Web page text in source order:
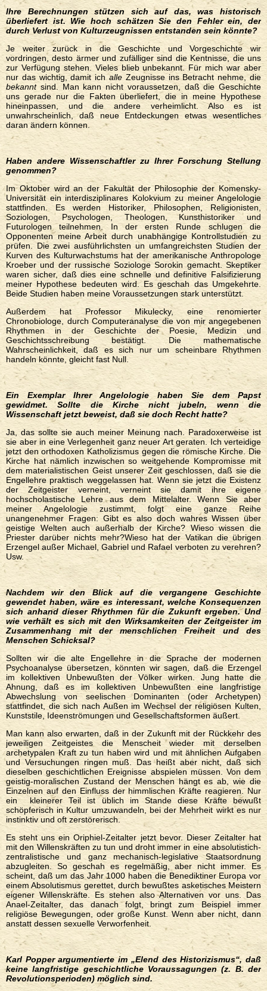
Ihre Berechnungen stützen sich auf das, was historisch
überliefert ist. Wie hoch schätzen Sie den Fehler ein, der
durch Verlust von Kulturzeugnissen entstanden sein könnte?
Je weiter zurück in die Geschichte und Vorgeschichte wir
vordringen, desto ärmer und zufälliger sind die Kentnisse, die uns
zur Verfügung stehen. Vieles blieb unbekannt. Für mich war aber
nur das wichtig, damit ichalle Zeugnisse ins Betracht nehme, die
bekanntsind. Man kann nicht voraussetzen, daß die Geschichte
uns gerade nur die Fakten überliefert, die in meine Hypothese
hineinpassen, und die andere verheimlicht. Also es ist
unwahrscheinlich, daß neue Entdeckungen etwas wesentliches
daran ändern können.
Haben andere Wissenschaftler zu Ihrer Forschung Stellung
genommen?
Im Oktober wird an der Fakultät der Philosophie der Komensky-
Universität ein interdisziplinares Kolokvium zu meiner Angelologie
stattfinden. Es werden Historiker, Philosophen, Religionisten,
Soziologen, Psychologen, Theologen, Kunsthistoriker und
Futurologen teilnehmen. In der ersten Runde schlugen die
Opponenten meine Arbeit durch unabhängige Kontrollstudien zu
prüfen. Die zwei ausführlichsten un umfangreichsten Studien der
Kurven des Kulturwachstums hat der amerikanische Anthropologe
Kroeber und der russische Soziologe Sorokin gemacht. Skeptiker
waren sicher, daß dies eine schnelle und definitive Falsifizierung
meiner Hypothese bedeuten wird. Es geschah das Umgekehrte.
Beide Studien haben meine Voraussetzungen stark unterstützt.
Außerdem hat Professor Mikulecky, eine renomierter
Chronobiologe, durch Computeranalyse die von mir angegebenen
Rhythmen in der Geschichte der Poesie, Medizin und
Geschichtsschreibung bestätigt. Die mathematische
Wahrscheinlichkeit, daß es sich nur um scheinbare Rhythmen
handeln könnte, gleicht fast Null.
Ein Exemplar Ihrer Angelologie haben Sie dem Papst
gewidmet. Sollte die Kirche nicht jubeln, wenn die
Wissenschaft jetzt beweist, daß sie doch Recht hatte?
Ja, das sollte sie auch meiner Meinung nach. Paradoxerweise ist
sie aber in eine Verlegenheit ganz neuer Art geraten. Ich verteidige
jetzt den orthodoxen Katholizismus gegen die römische Kirche. Die
Kirche hat nämlich inzwischen so weitgehende Kompromisse mit
dem materialistischen Geist unserer Zeit geschlossen, daß sie die
Engellehre praktisch weggelassen hat. Wenn sie jetzt die Existenz
der Zeitgeister verneint, verneint sie damit ihre eigene
hochscholastische Lehre aus dem Mittelalter. Wenn Sie aber
meiner Angelologie zustimmt, folgt eine ganze Reihe
unangenehmer Fragen: Gibt es also doch wahres Wissen über
geistige Welten auch außerhalb der Kirche? Wieso wissen die
Priester darüber nichts mehr?Wieso hat der Vatikan die übrigen
Erzengel außer Michael, Gabriel und Rafael verboten zu verehren?
Usw.
Nachdem wir den Blick auf die vergangene Geschichte
gewendet haben, wäre es interessant, welche Konsequenzen
sich anhand dieser Rhythmen für die Zukunft ergeben. Und
wie verhält es sich mit den Wirksamkeiten der Zeitgeister im
Zusammenhang mit der menschlichen Freiheit und des
Menschen Schicksal?
Sollten wir die alte Engellehre in die Sprache der modernen
Psychoanalyse übersetzen, könnten wir sagen, daß die Erzengel
im kollektiven Unbewußten der Völker wirken. Jung hatte die
Ahnung, daß es im kollektiven Unbewußten eine langfristige
Abwechslung von seelischen Dominanten (oder Archetypen)
stattfindet, die sich nach Außen im Wechsel der religiösen Kulten,
Kunststile, Ideenströmungen und Gesellschaftsformen äußert.
Man kann also erwarten, daß in der Zukunft mit der Rückkehr des
jeweiligen Zeitgeistes die Menscheit wieder mit derselben
archetypalen Kraft zu tun haben wird und mit ähnlichen Aufgaben
und Versuchungen ringen muß. Das heißt aber nicht, daß sich
dieselben geschichtlichen Ereignisse abspielen müssen. Von dem
geistig-moralischen Zustand der Menschen hängt es ab, wie die
Einzelnen auf den Einfluss der himmlischen Kräfte reagieren. Nur
ein kleinerer Teil ist üblich im Stande diese Kräfte bewußt
schöpferisch in Kultur umzuwandeln, bei der Mehrheit wirkt es nur
instinktiv und oft zerstörerisch.
Es steht uns ein Oriphiel-Zeitalter jetzt bevor. Dieser Zeitalter hat
mit den Willenskräften zu tun und droht immer in eine absolutistich-
zentralistische und ganz mechanisch-legislative Staatsordnung
abzugleiten. So geschah es regelmäßig, aber nicht immer. Es
scheint, daß um das Jahr 1000 haben die Benediktiner Europa vor
einem Absolutismus gerettet, durch bewußtes asketisches Meistern
eigener Willenskräfte. Es stehen also Alternativen vor uns. Das
Anael-Zeitalter, das danach folgt, bringt zum Beispiel immer
religiöse Bewegungen, oder große Kunst. Wenn aber nicht, dann
anstatt dessen sexuelle Verworfenheit.
Karl Popper argumentierte im „Elend des Historizismus“, daß
keine langfristige geschichtliche Voraussagungen(z. B. der
Revolutionsperioden) möglich sind.